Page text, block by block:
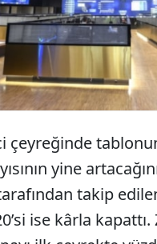
çeyreğinde
yine
takip
ise kârla